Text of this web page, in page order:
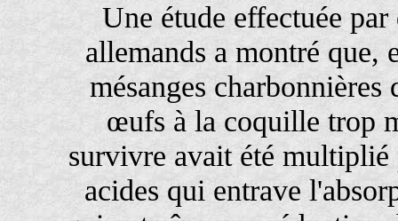
Une étude effectuée
allemands a montré que,
mésanges
œufs à la coquille trop
survivre avait été
acides qui entrave